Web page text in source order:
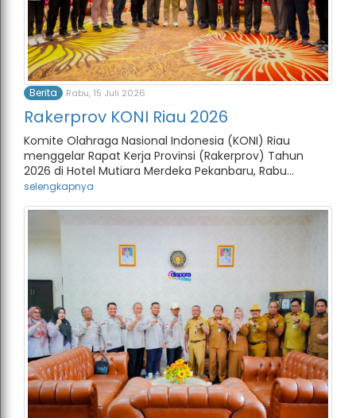
Berita Rabu, 15 Juli 2026
Rakerprov KONI Riau 2026
Komite Olahraga Nasional Indonesia (KONI) Riau
menggelar Rapat Kerja Provinsi (Rakerprov) Tahun
2026 di Hotel Mutiara Merdeka Pekanbaru, Rabu...
selengkapnya